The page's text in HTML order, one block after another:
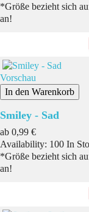
*Größe bezieht sich
an!
Vorschau
In den Warenkorb
Smiley - Sad
ab Preis
0,99 €
Availability: 100 In
*Größe bezieht sich
an!